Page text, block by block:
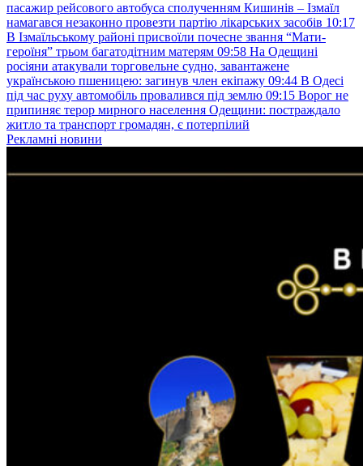
пасажир рейсового автобуса сполученням Кишинів – Ізмаїл
намагався незаконно провезти партію лікарських засобів 10:17
В Ізмаїльському районі присвоїли почесне звання “Мати-
героїня” трьом багатодітним матерям 09:58 На Одещині
росіяни атакували торговельне судно, завантажене
українською пшеницею: загинув член екіпажу 09:44 В Одесі
під час руху автомобіль провалився під землю 09:15 Ворог не
припиняє терор мирного населення Одещини: постраждало
житло та транспорт громадян, є потерпілий
Рекламні новини